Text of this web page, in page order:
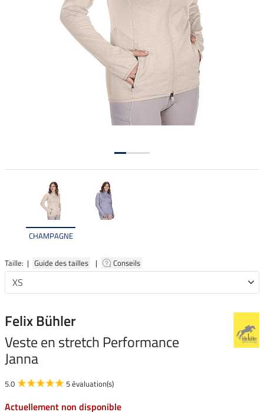
CHAMPAGNE
Taille: | Guide des tailles | Conseils
Felix Bühler
Veste en stretch Performance
Janna
5.0 5 évaluation(s)
Actuellement non disponible